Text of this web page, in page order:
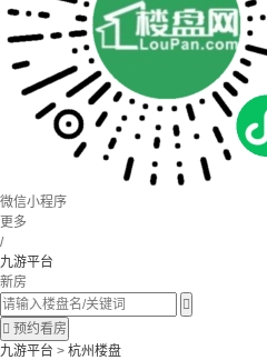
微信小程序
更多
/
九游平台
新房

 预约看房
九游平台 > 杭州楼盘